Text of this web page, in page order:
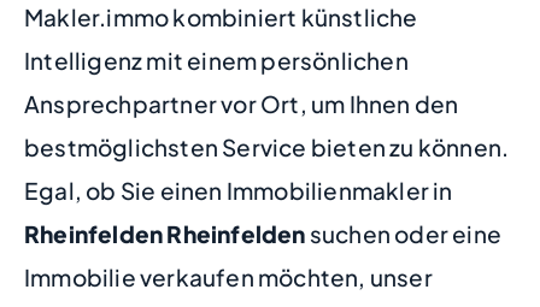
Makler.immo kombiniert künstliche
Intelligenz mit einem persönlichen
Ansprechpartner vor Ort, um Ihnen den
bestmöglichsten Service bieten zu können.
Egal, ob Sie einen Immobilienmakler in
Rheinfelden Rheinfelden suchen oder eine
Immobilie verkaufen möchten, unser